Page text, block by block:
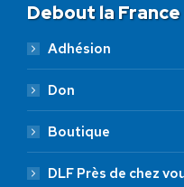
Debout la France
Adhésion
Don
Boutique
DLF Près de chez